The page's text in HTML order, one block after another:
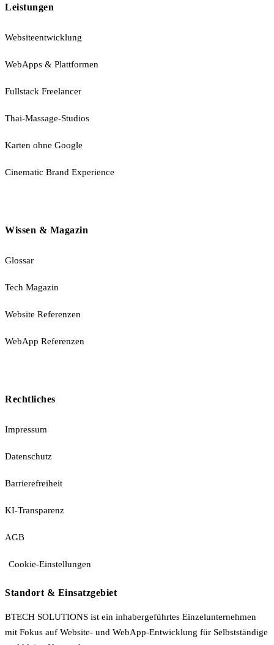
Leistungen
Websiteentwicklung
WebApps & Plattformen
Fullstack Freelancer
Thai-Massage-Studios
Karten ohne Google
Cinematic Brand Experience
Wissen & Magazin
Glossar
Tech Magazin
Website Referenzen
WebApp Referenzen
Rechtliches
Impressum
Datenschutz
Barrierefreiheit
KI-Transparenz
AGB
Cookie-Einstellungen
Standort & Einsatzgebiet
BTECH SOLUTIONS ist ein inhabergeführtes Einzelunternehmen
mit Fokus auf Website- und WebApp-Entwicklung für Selbstständige